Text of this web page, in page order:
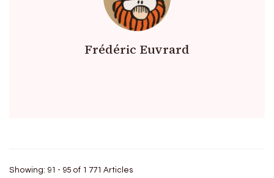
Frédéric Euvrard
Showing: 91 - 95 of 1 771 Articles